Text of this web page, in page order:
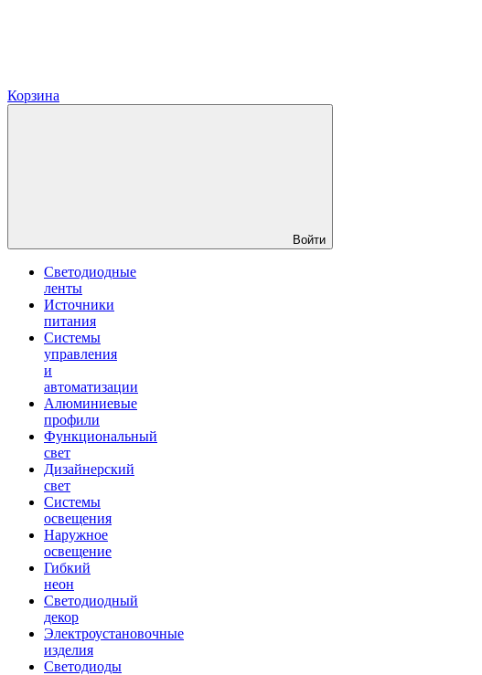
Корзина
Войти
Светодиодные
ленты
Источники
питания
Системы
управления
и
автоматизации
Алюминиевые
профили
Функциональный
свет
Дизайнерский
свет
Системы
освещения
Наружное
освещение
Гибкий
неон
Светодиодный
декор
Электроустановочные
изделия
Светодиоды